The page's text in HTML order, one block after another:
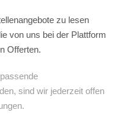
zu lesen
von uns bei der Plattform
Offerten.
sind wir jederzeit offen